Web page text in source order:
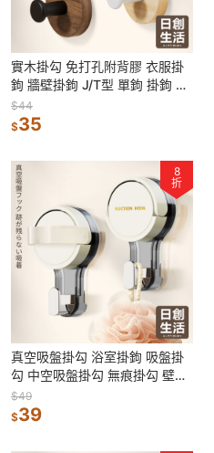
實木掛勾 免打孔附背膠 衣服掛
鉤 牆壁掛鉤 J/T型 單鉤 掛鉤 鑰
匙掛鉤 防掉掛勾 原木掛鉤
$44
$35
8
折
真空吸盤掛勾 浴室掛鉤 吸盤掛
勾 中空吸盤掛勾 無痕掛勾 壁掛
造型掛勾 掛鈎 可重複使用掛勾
$49
$39